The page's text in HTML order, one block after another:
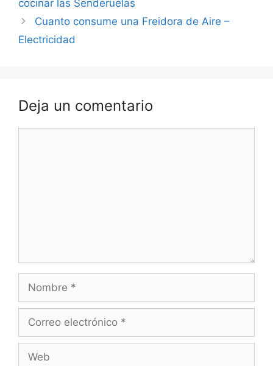
cocinar las Senderuelas
Cuanto consume una Freidora de Aire –
Electricidad
Deja un comentario
Nombre
Correo
Web